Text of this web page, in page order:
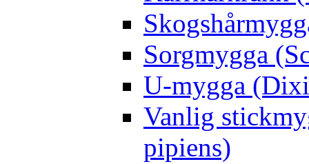
Sorgmygga
U-mygga
Vanlig
pipiens)